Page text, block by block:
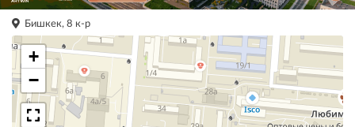
Бишкек, 8 к-р
+
−